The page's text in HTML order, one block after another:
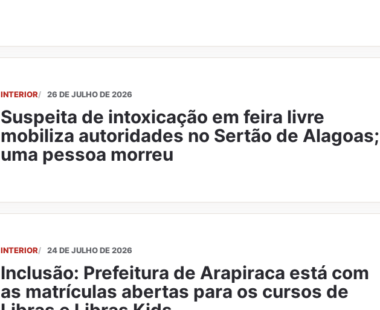
INTERIOR 26 DE JULHO DE 2026
Suspeita de intoxicação em feira livre
mobiliza autoridades no Sertão de Alagoas;
uma pessoa morreu
INTERIOR 24 DE JULHO DE 2026
Inclusão: Prefeitura de Arapiraca está com
as matrículas abertas para os cursos de